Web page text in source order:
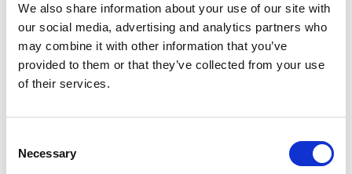
We also share information about your use of our site with
our social media, advertising and analytics partners who
may combine it with other information that you’ve
provided to them or that they’ve collected from your use
of their services.
Selection
Necessary
relaciones entrefútbol y poesíay se visitará
Chillida Leku y para recordar la influencia del
fútbol en la obra del genial artista donostiarra,
quefue también portero de la Real Sociedad
poética y literaria del fútbol, centrará varias de